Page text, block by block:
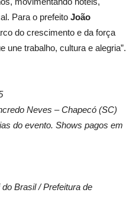
Para o prefeito João
do crescimento e da força
une trabalho, cultura e alegria”.
Neves – Chapecó (SC)
do evento. Shows pagos em
Brasil / Prefeitura de